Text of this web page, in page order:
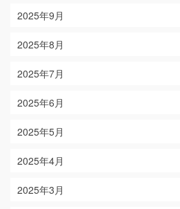
2025年9月
2025年8月
2025年7月
2025年6月
2025年5月
2025年4月
2025年3月